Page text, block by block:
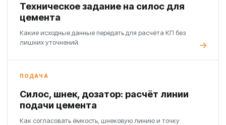
Техническое задание на силос для
цемента
Какие исходные данные передать для расчёта КП без
лишних уточнений.
ПОДАЧА
Силос, шнек, дозатор: расчёт линии
подачи цемента
Как согласовать ёмкость, шнековую линию и точку